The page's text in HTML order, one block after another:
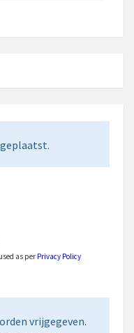
as per Privacy Policy
vrijgegeven.